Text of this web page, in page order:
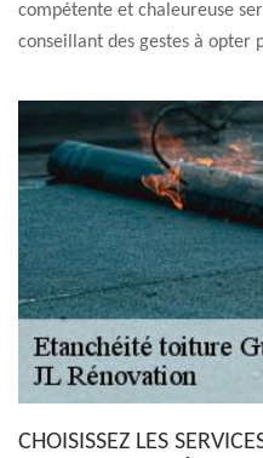
compétente et chaleureuse
conseillant des gestes à opter
CHOISISSEZ LES